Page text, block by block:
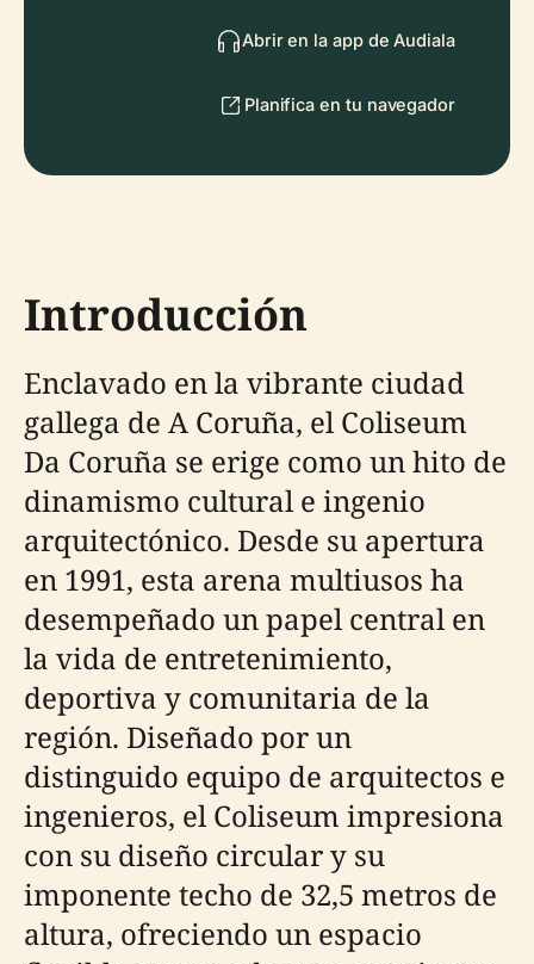
Abrir en la app de Audiala
Planifica en tu navegador
Introducción
Enclavado en la vibrante ciudad
gallega de A Coruña, el Coliseum
Da Coruña se erige como un hito de
dinamismo cultural e ingenio
arquitectónico. Desde su apertura
en 1991, esta arena multiusos ha
desempeñado un papel central en
la vida de entretenimiento,
deportiva y comunitaria de la
región. Diseñado por un
distinguido equipo de arquitectos e
ingenieros, el Coliseum impresiona
con su diseño circular y su
imponente techo de 32,5 metros de
altura, ofreciendo un espacio